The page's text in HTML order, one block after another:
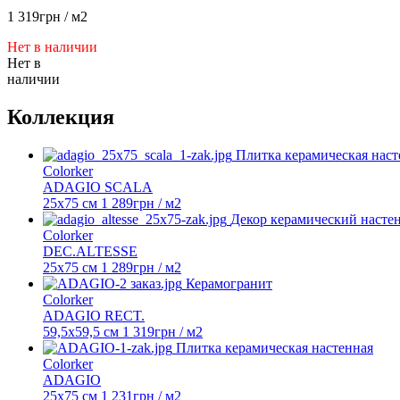
1 319грн / м2
Нет в наличии
Нет в
наличии
Коллекция
Плитка керамическая
Colorker
ADAGIO SCALA
25х75 см 1 289грн / м2
Декор керамический
Colorker
DEC.ALTESSE
25х75 см 1 289грн / м2
Керамогранит
Colorker
ADAGIO RECT.
59,5x59,5 см 1 319грн / м2
Плитка керамическая настенная
Colorker
ADAGIO
25х75 см 1 231грн / м2